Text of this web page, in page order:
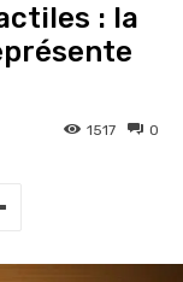
: la
0
1517